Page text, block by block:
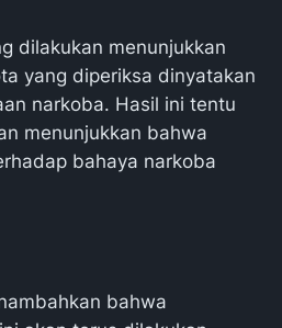
dilakukan menunjukkan
yang diperiksa dinyatakan
narkoba. Hasil ini tentu
menunjukkan bahwa
bahaya narkoba
bahwa